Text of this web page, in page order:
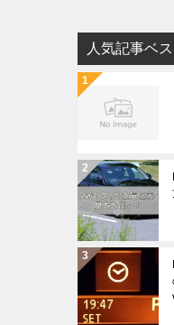
人気記事ベ